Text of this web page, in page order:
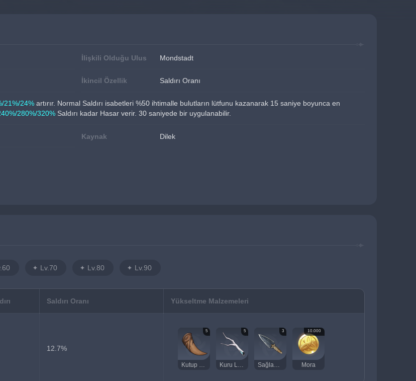
İlişkili Olduğu Ulus Mondstadt
İkincil Özellik Saldırı Oranı
21%/24% artırır. Normal Saldırı isabetleri %50 ihtimalle bulutların lütfunu kazanarak 15 saniye boyunca en
280%/320% Saldırı kadar Hasar verir. 30 saniyede bir uygulanabilir.
Kaynak Dilek
Lv.70 Lv.80 Lv.90
Saldırı Oranı Yükseltme Malzemeleri
12.7%
5 5 3 10.000
Mora